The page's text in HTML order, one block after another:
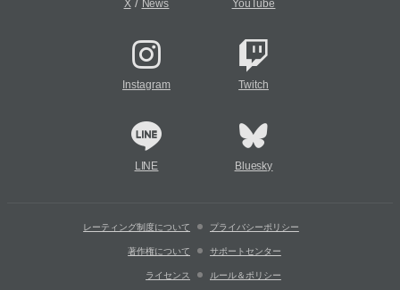
X News YouTube
Instagram Twitch
LINE Bluesky
レーティング制度について プライバシーポリシー
著作権について サポートセンター
ライセンス ルール＆ポリシー